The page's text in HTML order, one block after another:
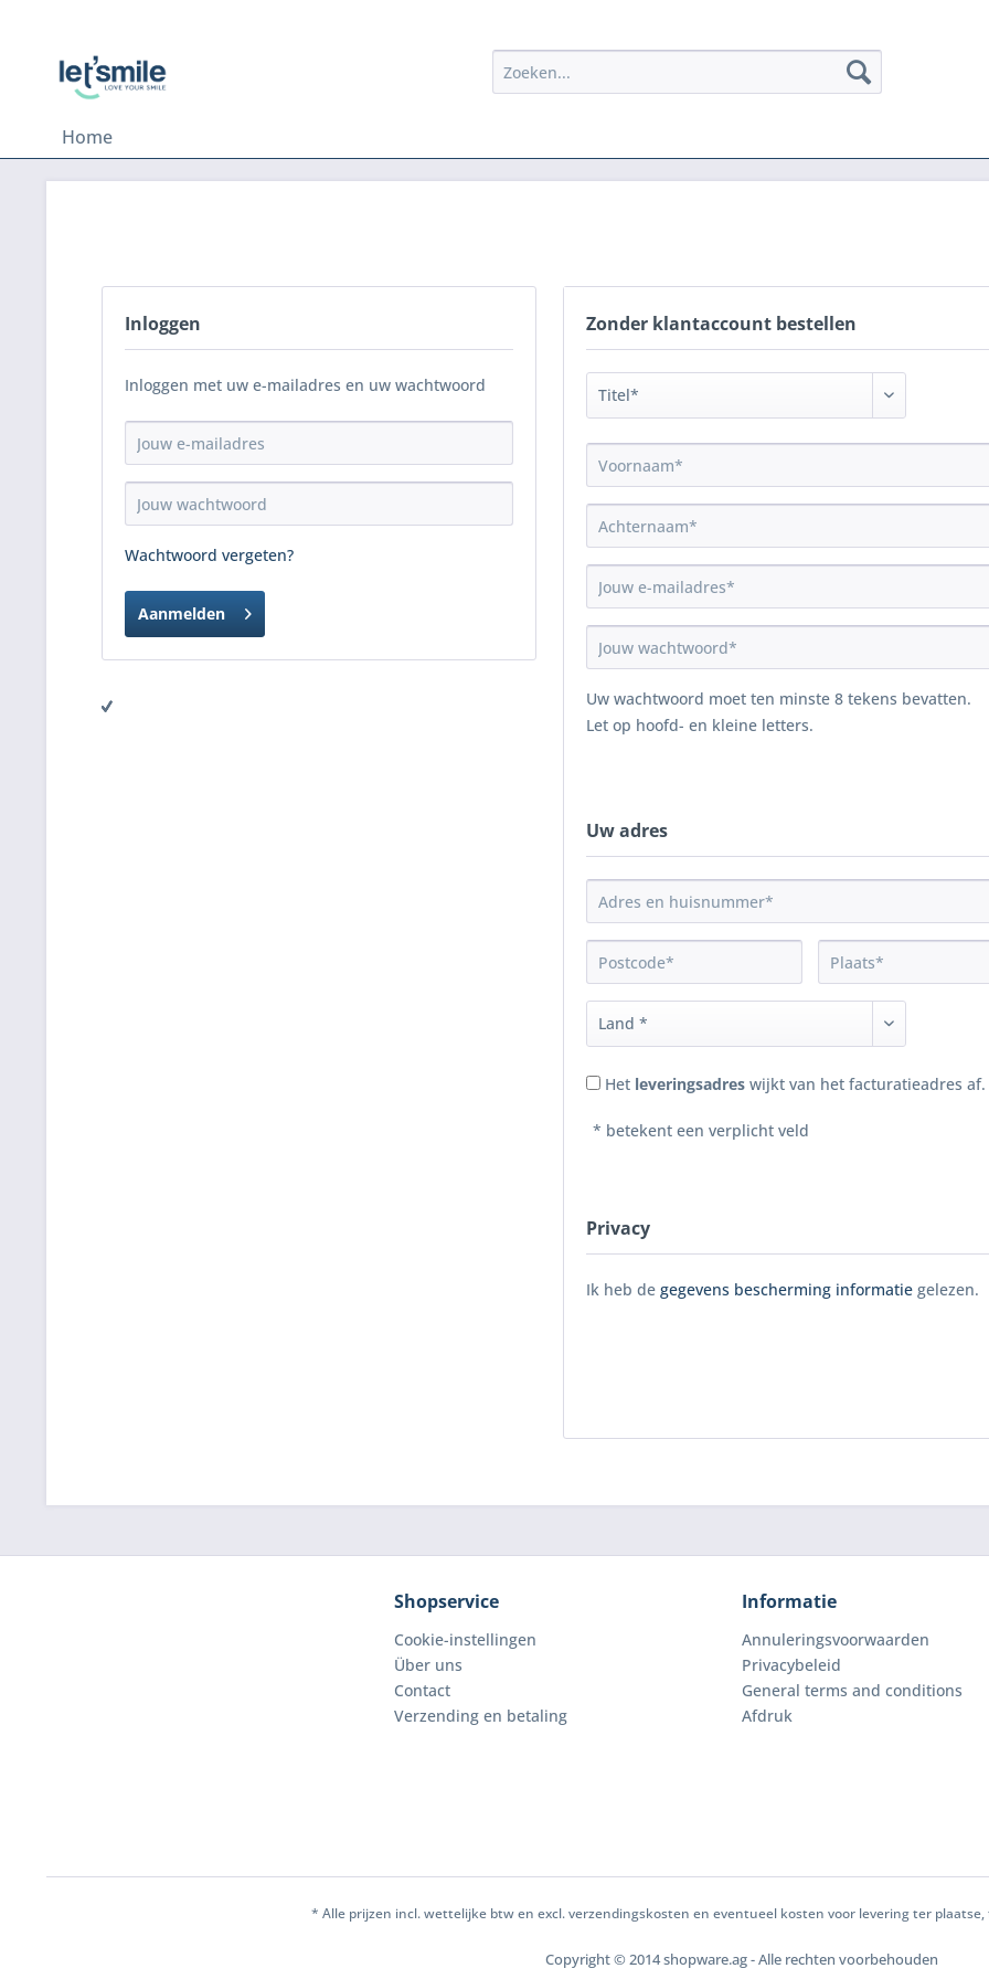
Home
Zonder klantaccount bestellen
Uw wachtwoord moet ten minste 8 tekens bevatten.
Let op hoofd- en kleine letters.
Uw adres
Het leveringsadreswijkt van het facturatieadres af.
* betekent een verplicht veld
Privacy
Ik heb de gegevens bescherming informatiegelezen.
Inloggen
Inloggen met uw e-mailadres en uw wachtwoord
Wachtwoord vergeten?
Aanmelden
Shopservice
Cookie-instellingen
Über uns
Contact
Verzending en betaling
Informatie
Annuleringsvoorwaarden
Privacybeleid
General terms and conditions
Afdruk
* Alle prijzen incl. wettelijke btw en excl. verzendingskosten en eventueel kosten voor levering ter
Copyright © 2014 shopware.ag - Alle rechten voorbehouden